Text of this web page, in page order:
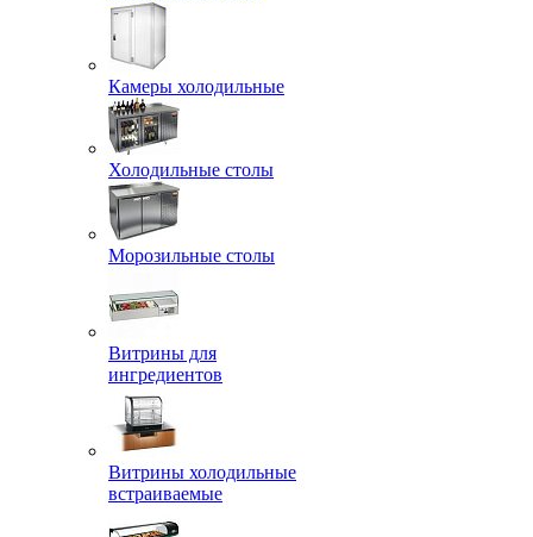
Камеры холодильные
Холодильные столы
Морозильные столы
Витрины для
ингредиентов
Витрины холодильные
встраиваемые